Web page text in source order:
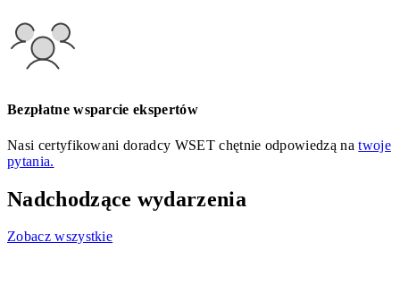
Bezpłatne wsparcie ekspertów
Nasi certyfikowani doradcy WSET chętnie odpowiedzą natwoje
pytania.
Nadchodzące wydarzenia
Zobacz wszystkie